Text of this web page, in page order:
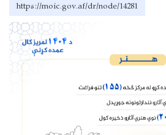
https://moic.gov.af/dr/node/14281